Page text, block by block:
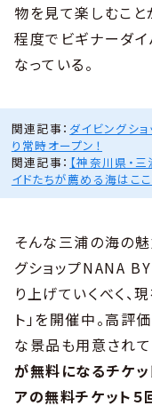
物を見て楽しむこ
程度でビギナーダイ
なっている。
関連記事： ダイビングシ
り常時オープン！
関連記事： 【神奈川県・
イドたちが薦める海はこ
そんな三浦の海の
グショップNANA
り上げていくべく、
ト」を開催中。高
な景品も用意され
が無料になるチケッ
アの無料チケット５